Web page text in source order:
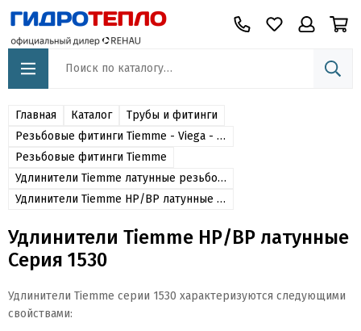
Главная Каталог
Трубы и фитинги
Резьбовые фитинги Tiemme - Viega - Oventrop - Itap -Stout - Far - Valtec - Sanha - Effebi
Резьбовые фитинги Tiemme
Удлинители Tiemme латунные резьбовые
Удлинители Tiemme НР/ВР латунные Серия 1530
Удлинители Tiemme НР/ВР латунные
Серия 1530
Удлинители Tiemme серии 1530 характеризуются следующими
свойствами: